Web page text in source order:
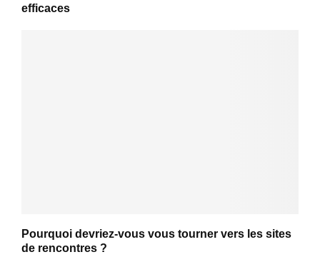
efficaces
Pourquoi devriez-vous vous tourner vers les sites
de rencontres ?